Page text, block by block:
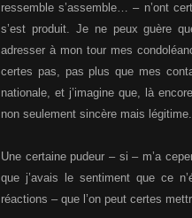
ressemble s’assemble… – n’ont
s’est produit. Je ne peux guère
adresser à mon tour mes
certes pas, pas plus que mes
nationale, et j’imagine que, là
non seulement sincère mais légitime.
Une certaine pudeur – si – m’a
que j’avais le sentiment que ce
réactions – que l’on peut certes